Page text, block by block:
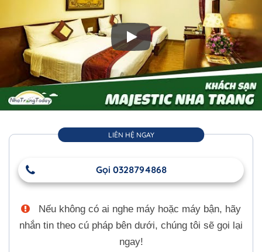
Play: Khách sạn Majestic Nha
LIÊN HỆ NGAY
Gọi 0328794868
Nếu không có ai nghe máy hoặc máy bận, hãy
nhắn tin theo cú pháp bên dưới, chúng tôi sẽ gọi lại
ngay!